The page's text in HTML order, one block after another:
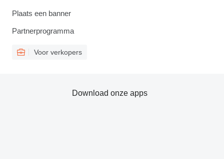
Plaats een banner
Partnerprogramma
Voor verkopers
Download onze apps